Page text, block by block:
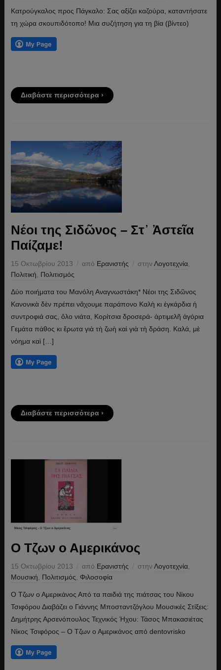
Κατρούγκαλος προς Πάγκαλο: Σας αξίζει καζούρα, καταντήσατε
τη χώρα σκουπιδότοπο! Μια συζήτηση για τη βία (βίντεο)
Διαβάστε περισσότερα ›
Νέοι της Σιδῶνος – Στ᾿ Ἀστεῖα
Παίζαμε!
15 Οκτωβρίου 2013 από Ερανιστής στηνΛογοτεχνία,
Πολιτική
Πολιτισμός
Δύο ποιήματα του Μανόλη Αναγνωστάκη* Νέοι της Σιδῶνος
Κανονικὰ δὲν πρέπει νἄχουμε παράπονο Καλὴ κι ἐγκάρδια ἡ
συντροφιά σας, ὅλο νιάτα, Κορίτσια δροσερά- ἀρτιμελῆ ἀγόρια
Γεμάτα πάθος κι ἔρωτα γιὰ τὴ ζωὴ καὶ γιὰ τὴ δράση. Καλά, μὲ
νόημα καὶ […]
Διαβάστε περισσότερα ›
Ο Τζων ο Αμερικάνος
15 Οκτωβρίου 2013 από Ερανιστής στηνΛογοτεχνία,
Μουσική
Πολιτισμός Φιλοσοφία
Ο Τζων ο Αμερικάνος Από τα παιδιά της πιάτσας του Νίκου
Τσιφόρου Διαβάζει ο Γιάννης Μποσταντζόγλου Μουσικές Στίξεις:
Δημήτρης Αρσενόπουλος Τεχνικός Ήχου: Τάσος Μπακασιέτας
Νίκος Τσιφόρος – Ο Τζων ο Αμερικάνος από dentovrisko